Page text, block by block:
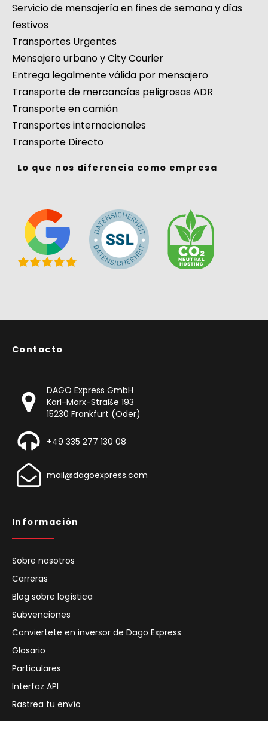
Servicio de mensajería en fines de semana y días
festivos
Transportes Urgentes
Mensajero urbano y City Courier
Entrega legalmente válida por mensajero
Transporte de mercancías peligrosas ADR
Transporte en camión
Transportes internacionales
Transporte Directo
Lo que nos diferencia como empresa
Contacto
DAGO Express GmbH
Karl-Marx-Straße 193
15230 Frankfurt (Oder)
+49 335 277 130 08
mail@dagoexpress.com
Información
Sobre nosotros
Carreras
Blog sobre logística
Subvenciones
Conviertete en inversor de Dago Express
Glosario
Particulares
Interfaz API
Rastrea tu envío